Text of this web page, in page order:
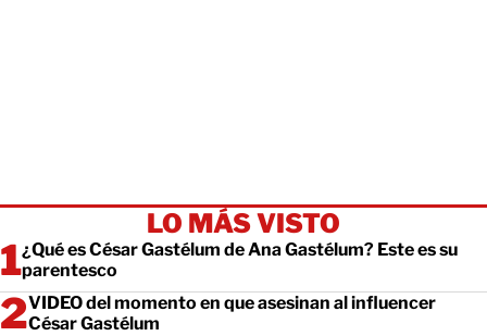
LO MÁS VISTO
¿Qué es César Gastélum de Ana Gastélum? Este es su
parentesco
VIDEO del momento en que asesinan al influencer
César Gastélum